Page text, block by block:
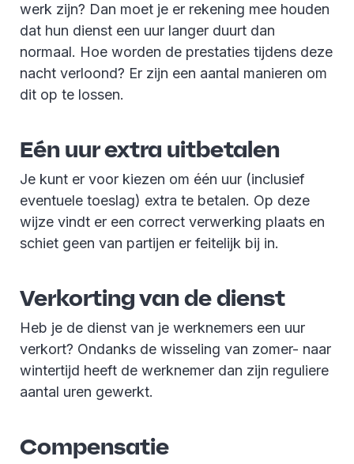
werk zijn? Dan moet je er rekening mee houden
dat hun dienst een uur langer duurt dan
normaal. Hoe worden de prestaties tijdens deze
nacht verloond? Er zijn een aantal manieren om
dit op te lossen.
Eén uur extra uitbetalen
Je kunt er voor kiezen om één uur (inclusief
eventuele toeslag) extra te betalen. Op deze
wijze vindt er een correct verwerking plaats en
schiet geen van partijen er feitelijk bij in.
Verkorting van de dienst
Heb je de dienst van je werknemers een uur
verkort? Ondanks de wisseling van zomer- naar
wintertijd heeft de werknemer dan zijn reguliere
aantal uren gewerkt.
Compensatie